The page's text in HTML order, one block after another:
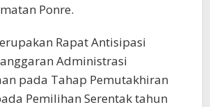
Ponre.
Rapat Antisipasi
Administrasi
pada Tahap Pemutakhiran
Pemilihan Serentak tahun